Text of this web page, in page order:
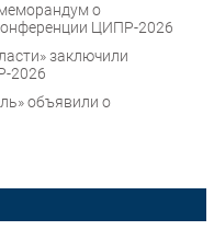
о
ЦИПР-2026
заключили
2026
объявили о